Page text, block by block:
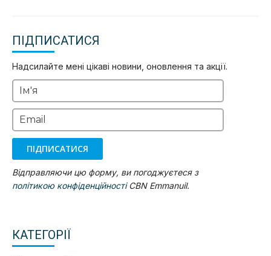
ПІДПИСАТИСЯ
Надсилайте мені цікаві новини, оновлення та акції.
Ім'я
Email
ПІДПИСАТИСЯ
Відправляючи цю форму, ви погоджуєтеся з
політикою конфіденційностіCBN Emmanuil.
КАТЕГОРІЇ